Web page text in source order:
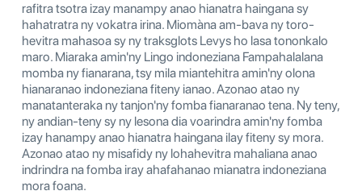
rafitra tsotra izay manampy anao hianatra haingana sy
hahatratra ny vokatra irina. Miomàna am-bava ny toro-
hevitra mahasoa sy ny traksglots Levys ho lasa tononkalo
maro. Miaraka amin'ny Lingo indoneziana Fampahalalana
momba ny fianarana, tsy mila miantehitra amin'ny olona
hianaranao indoneziana fiteny ianao. Azonao atao ny
manatanteraka ny tanjon'ny fomba fianaranao tena. Ny teny,
ny andian-teny sy ny lesona dia voarindra amin'ny fomba
izay hanampy anao hianatra haingana ilay fiteny sy mora.
Azonao atao ny misafidy ny lohahevitra mahaliana anao
indrindra na fomba iray ahafahanao mianatra indoneziana
mora foana.